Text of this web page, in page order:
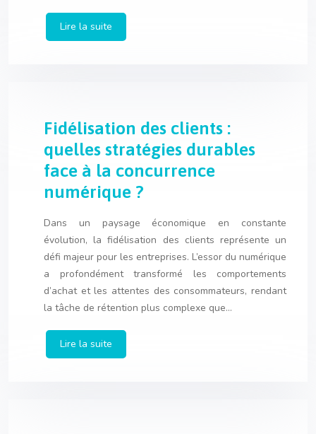
Lire la suite
Fidélisation des clients :
quelles stratégies durables
face à la concurrence
numérique ?
Dans un paysage économique en constante
évolution, la fidélisation des clients représente un
défi majeur pour les entreprises. L’essor du numérique
a profondément transformé les comportements
d’achat et les attentes des consommateurs, rendant
la tâche de rétention plus complexe que…
Lire la suite